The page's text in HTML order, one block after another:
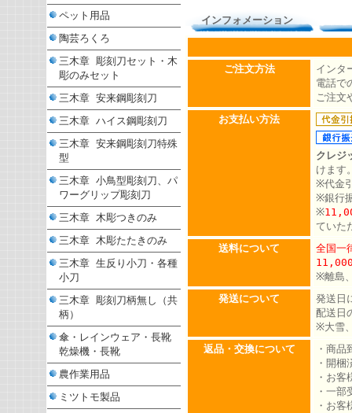
ペット用品
陶芸ろくろ
三木章 彫刻刀セット・木
彫のみセット
三木章 安来鋼彫刻刀
三木章 ハイス鋼彫刻刀
三木章 安来鋼彫刻刀特殊
型
三木章 小鳥型彫刻刀、パ
ワーグリップ彫刻刀
三木章 木彫つきのみ
三木章 木彫たたきのみ
三木章 生反り小刀・各種
小刀
三木章 彫刻刀柄無し（共
柄）
傘・レインウェア・長靴
乾燥機・長靴
農作業用品
ミツトモ製品
インフォメーション
ご注文方法
インタ
電話で
ご注文
お支払い方法
クレジ
けます
※代金
※銀行
※
ていた
送料について
全国一
※離島
発送について
発送日
配送日
※大雪
返品・交換について
・商
・開
・お
・一
・お